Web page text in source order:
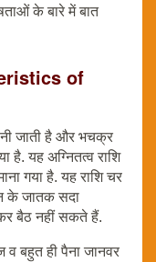
के बारे में बात
of
जाती है और भचक्र
है. यह अग्नितत्व राशि
गया है. यह राशि चर
के जातक सदा
बैठ नहीं सकते हैं.
व बहुत ही पैना जानवर